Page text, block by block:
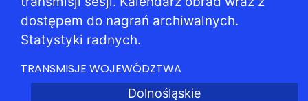
dostępem do nagrań archiwalnych.
Statystyki radnych.
TRANSMISJE WOJEWÓDZTWA
Dolnośląskie